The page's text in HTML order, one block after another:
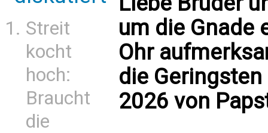
Streit
kocht
hoch:
Braucht
die
um die Gnade
Ohr
die
2026 von